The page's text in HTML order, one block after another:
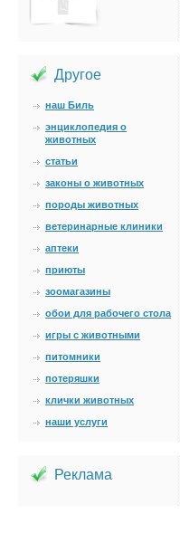
Другое
наш Биль
энциклопедия о
животных
статьи
законы о животных
породы животных
ветеринарные клиники
аптеки
приюты
зоомагазины
обои для рабочего стола
игры с животными
питомники
потеряшки
клички животных
наши услуги
Реклама